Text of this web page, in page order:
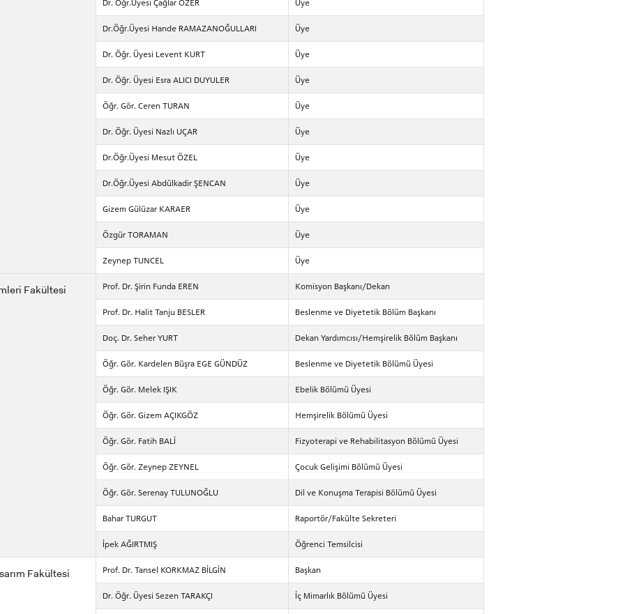
Dr. Öğr.Üyesi Çağlar ÖZER Üye
Dr.Öğr.Üyesi Hande RAMAZANOĞULLARI Üye
Dr. Öğr. Üyesi Levent KURT Üye
Dr. Öğr. Üyesi Esra ALICI DUYULER Üye
Öğr. Gör. Ceren TURAN Üye
Dr. Öğr. Üyesi Nazlı UÇAR Üye
Dr.Öğr.Üyesi Mesut ÖZEL Üye
Dr.Öğr.Üyesi Abdülkadir ŞENCAN Üye
Gizem Gülüzar KARAER Üye
Özgür TORAMAN Üye
Zeynep TUNCEL Üye
Fakültesi Prof. Dr. Şirin Funda EREN Komisyon Başkanı/Dekan
Prof. Dr. Halit Tanju BESLER Beslenme ve Diyetetik Bölüm Başkanı
Doç. Dr. Seher YURT Dekan Yardımcısı/Hemşirelik Bölüm Başkanı
Öğr. Gör. Kardelen Büşra EGE GÜNDÜZ Beslenme ve Diyetetik Bölümü Üyesi
Öğr. Gör. Melek IŞIK Ebelik Bölümü Üyesi
Öğr. Gör. Gizem AÇIKGÖZ Hemşirelik Bölümü Üyesi
Öğr. Gör. Fatih BALİ Fizyoterapi ve Rehabilitasyon Bölümü Üyesi
Öğr. Gör. Zeynep ZEYNEL Çocuk Gelişimi Bölümü Üyesi
Öğr. Gör. Serenay TULUNOĞLU Dil ve Konuşma Terapisi Bölümü Üyesi
Bahar TURGUT Raportör/Fakülte Sekreteri
İpek AĞIRTMIŞ Öğrenci Temsilcisi
Fakültesi Prof. Dr. Tansel KORKMAZ BİLGİN Başkan
Dr. Öğr. Üyesi Sezen TARAKÇI İç Mimarlık Bölümü Üyesi